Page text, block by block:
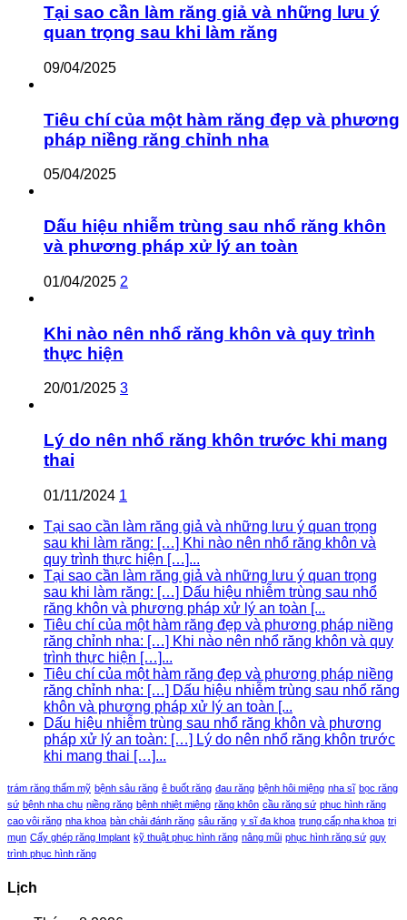
Tại sao cần làm răng giả và những lưu ý
quan trọng sau khi làm răng
09/04/2025
Tiêu chí của một hàm răng đẹp và phương
pháp niềng răng chỉnh nha
05/04/2025
Dấu hiệu nhiễm trùng sau nhổ răng khôn
và phương pháp xử lý an toàn
01/04/2025 2
Khi nào nên nhổ răng khôn và quy trình
thực hiện
20/01/2025 3
Lý do nên nhổ răng khôn trước khi mang
thai
01/11/2024 1
Tại sao cần làm răng giả và những lưu ý quan trọng
sau khi làm răng: […] Khi nào nên nhổ răng khôn và
quy trình thực hiện […]...
Tại sao cần làm răng giả và những lưu ý quan trọng
sau khi làm răng: […] Dấu hiệu nhiễm trùng sau nhổ
răng khôn và phương pháp xử lý an toàn [...
Tiêu chí của một hàm răng đẹp và phương pháp niềng
răng chỉnh nha: […] Khi nào nên nhổ răng khôn và quy
trình thực hiện […]...
Tiêu chí của một hàm răng đẹp và phương pháp niềng
răng chỉnh nha: […] Dấu hiệu nhiễm trùng sau nhổ răng
khôn và phương pháp xử lý an toàn [...
Dấu hiệu nhiễm trùng sau nhổ răng khôn và phương
pháp xử lý an toàn: […] Lý do nên nhổ răng khôn trước
khi mang thai […]...
trám răng thẩm mỹ bệnh sâu răng ê buốt răng đau răng bệnh hôi miệng nha sĩ bọc răng
sứ bệnh nha chu niềng răng bệnh nhiệt miệng răng khôn cầu răng sứ phục hình răng
cao vôi răng nha khoa bàn chải đánh răng sâu răng y sĩ đa khoa trung cấp nha khoa trị
mụn Cấy ghép răng Implant kỹ thuật phục hình răng nâng mũi phục hình răng sứ quy
trình phục hình răng
Lịch